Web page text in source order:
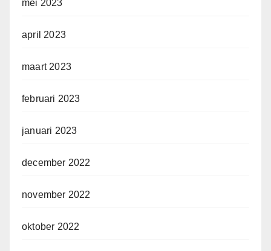
mei 2023
april 2023
maart 2023
februari 2023
januari 2023
december 2022
november 2022
oktober 2022